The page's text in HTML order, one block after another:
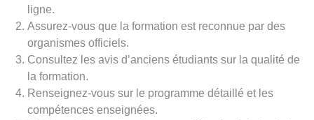
ligne.
Assurez-vous que la formation est reconnue par des
organismes officiels.
Consultez les avis d’anciens étudiants sur la qualité de
la formation.
Renseignez-vous sur le programme détaillé et les
compétences enseignées.